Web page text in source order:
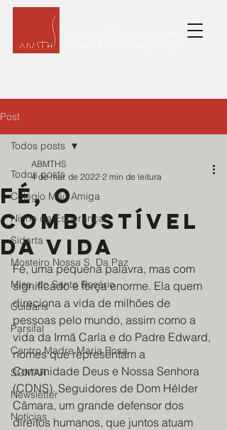
Post
Todos posts
Colégio Mão Amiga
Ninho da Esperança
Sidarta
Mosteiro Nossa S. Da Paz
Miss. do Santo Rosário
Cuidaris
Parsifal
Centro Madre Maria Rosa
SOMAR
Newsletter
Notícias
Todos posts
Fé, o
combustível
da vida
ABMTHS
4 de mar. de 2022 2 min de leitura
Fé, uma pequena palavra, mas com
significado e força enorme. Ela quem
direciona a vida de milhões de
pessoas pelo mundo, assim como a
vida da Irmã Carla e do Padre Edward,
nomes que representam a
Comunidade Deus e Nossa Senhora
(CDNS). Seguidores de Dom Hélder
Câmara, um grande defensor dos
direitos humanos, que juntos atuam